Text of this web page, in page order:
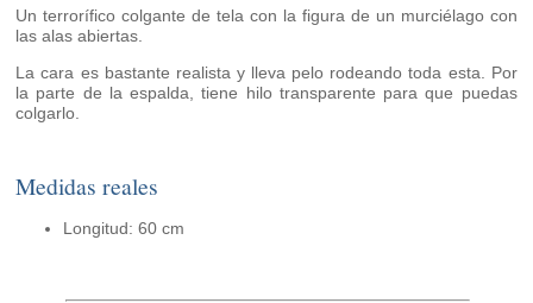
Un terrorífico colgante de tela con la figura de un murciélago con
las alas abiertas.
La cara es bastante realista y lleva pelo rodeando toda esta. Por
la parte de la espalda, tiene hilo transparente para que puedas
colgarlo.
Medidas reales
Longitud: 60 cm